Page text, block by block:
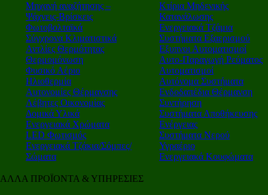
Μηχανή αναζήτησης –
Ψάχνεις-Βρίσκεις
Φωτοβολταϊκά
Σύγχρονα Κλιματιστικά
Αντλίες Θερμότητας
Θερμομόνωση
Φυσικό Αέριο
Ηλιοθερμία
Αυτονομίες Θέρμανσης
Λέβητες Οικονομίας
Δομικά Υλικά
Ενεργειακά Χρώματα
LED Φωτισμός
Ενεργειακά Τζάκια/Σόμπες/
Σώματα
Κτίρια Μηδενικής
Κατανάλωσης
Ενεργειακά Τζάμια
Συστήματα Εξαερισμού
Εξυπνοι Αυτοματισμοί
Αυτο-Παραγωγή Ρεύματος
Αυτοματισμοί
Αυτόνομα Συστήματα
Ενδοδαπέδια Θέρμανση
Συντήρηση
Συστήματα Αποθήκευσης
Ενέργειας
Συστήματα Νερού
Υγραέριο
Ενεργειακά Κουφώματα
ΑΛΛΑ ΠΡΟΪΟΝΤΑ & ΥΠΗΡΕΣΙΕΣ